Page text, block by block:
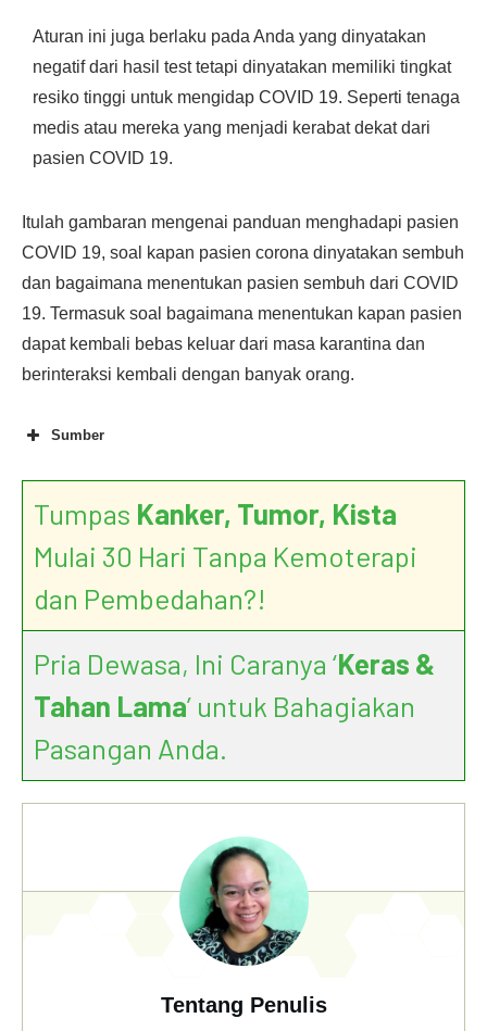
Aturan ini juga berlaku pada Anda yang dinyatakan
negatif dari hasil test tetapi dinyatakan memiliki tingkat
resiko tinggi untuk mengidap COVID 19. Seperti tenaga
medis atau mereka yang menjadi kerabat dekat dari
pasien COVID 19.
Itulah gambaran mengenai panduan menghadapi pasien
COVID 19, soal kapan pasien corona dinyatakan sembuh
dan bagaimana menentukan pasien sembuh dari COVID
19. Termasuk soal bagaimana menentukan kapan pasien
dapat kembali bebas keluar dari masa karantina dan
berinteraksi kembali dengan banyak orang.
Sumber
Tumpas Kanker, Tumor, Kista
Mulai 30 Hari Tanpa Kemoterapi
dan Pembedahan?!
Pria Dewasa, Ini Caranya ‘Keras &
Tahan Lama’ untuk Bahagiakan
Pasangan Anda.
Tentang Penulis